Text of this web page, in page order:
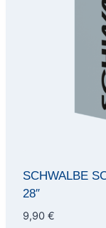
SCHWALBE
28″
9,90 €